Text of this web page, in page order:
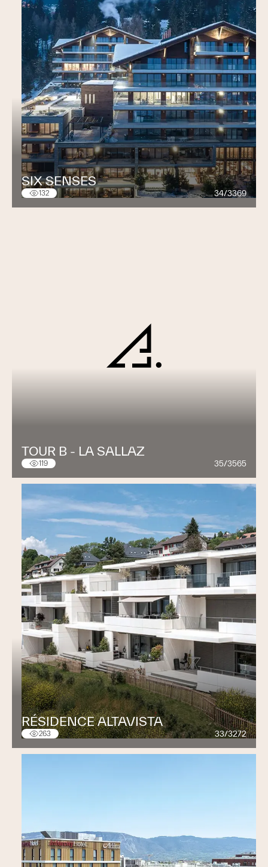
SIX SENSES
132 34/3369
TOUR B - LA SALLAZ
119 35/3565
RÉSIDENCE ALTAVISTA
263 33/3272